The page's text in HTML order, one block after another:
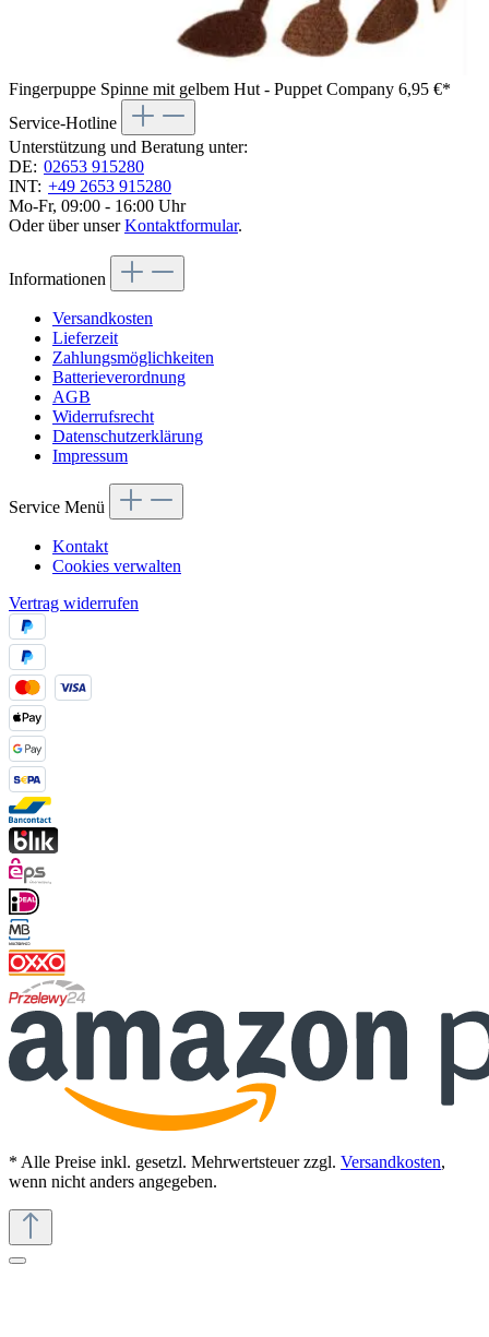
Fingerpuppe Spinne mit gelbem Hut - Puppet Company 6,95 €*
Service-Hotline
Unterstützung und Beratung unter:
DE: 02653 915280
INT: +49 2653 915280
Mo-Fr, 09:00 - 16:00 Uhr
Oder über unserKontaktformular.
Informationen
Versandkosten
Lieferzeit
Zahlungsmöglichkeiten
Batterieverordnung
AGB
Widerrufsrecht
Datenschutzerklärung
Impressum
Service Menü
Kontakt
Cookies verwalten
Vertrag widerrufen
* Alle Preise inkl. gesetzl. Mehrwertsteuer zzgl. Versandkosten,
wenn nicht anders angegeben.